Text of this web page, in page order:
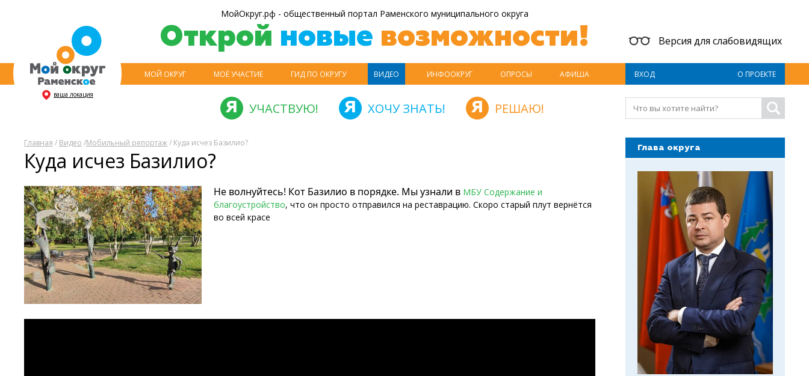
ваша локация
МойОкруг.рф - общественный портал Раменского муниципального округа
Открой новые возможности! Версия для слабовидящих
МОЙ ОКРУГ МОЁ УЧАСТИЕ ГИД ПО ОКРУГУ ВИДЕО ИНФООКРУГ ОПРОСЫ АФИША ВХОД О ПРОЕКТЕ
УЧАСТВУЮ! ХОЧУ ЗНАТЬ! РЕШАЮ!
Главная / Видео /Мобильный репортаж/ Куда исчез Базилио?
Куда исчез Базилио?
Не волнуйтесь! Кот Базилио в порядке. Мы узнали в МБУ Содержание и
благоустройство, что он просто отправился на реставрацию. Скоро старый плут вернётся
во всей красе
Глава округа